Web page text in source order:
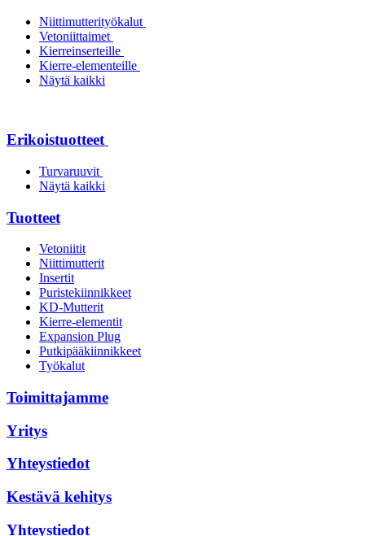
Niittimutterityökalut
Vetoniittaimet
Kierreinserteille
Kierre-elementeille
Näytä kaikki
Erikoistuotteet
Turvaruuvit
Näytä kaikki
Tuotteet
Vetoniitit
Niittimutterit
Insertit
Puristekiinnikkeet
KD-Mutterit
Kierre-elementit
Expansion Plug
Putkipääkiinnikkeet
Työkalut
Toimittajamme
Yritys
Yhteystiedot
Kestävä kehitys
Yhteystiedot